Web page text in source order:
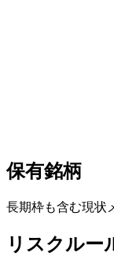
保有銘柄
長期枠も含む現状
リスクルー